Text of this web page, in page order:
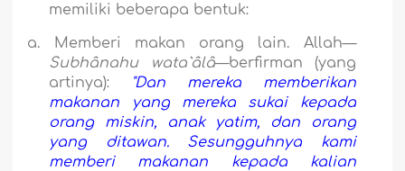
memiliki beberapa bentuk:
a.
Memberi makan orang lain. Allah—
Subhânahu wata`âlâ—berfirman (yang
artinya):
"Dan mereka memberikan
makanan yang mereka sukai kepada
orang miskin, anak yatim, dan orang
yang ditawan.
Sesungguhnya kami
memberi makanan kepada kalian